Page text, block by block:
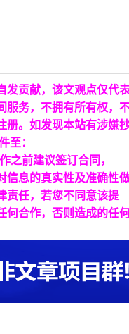
发贡献，该文观点仅代
服务，不拥有所有权，
册。如发现本站有涉嫌
至：
之前建议签订合同，
信息的真实性及准确性
责任，若您不同意该提
何合作，否则造成的任